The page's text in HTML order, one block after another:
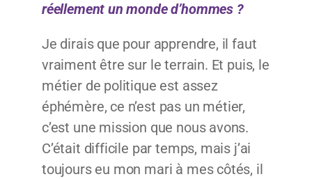
réellement un monde d’hommes ?
Je dirais que pour apprendre, il faut
vraiment être sur le terrain. Et puis, le
métier de politique est assez
éphémère, ce n’est pas un métier,
c’est une mission que nous avons.
C’était difficile par temps, mais j’ai
toujours eu mon mari à mes côtés, il